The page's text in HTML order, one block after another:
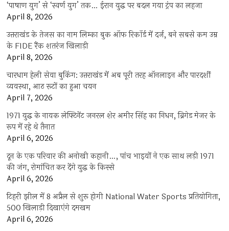
‘पाषाण युग’ से ‘स्वर्ण युग’ तक… ईरान युद्ध पर बदल गया ट्रंप का लहजा
April 8, 2026
उत्तराखंड के तेजस का नाम लिम्का बुक ऑफ रिकॉर्ड में दर्ज, बने सबसे कम उम्र
के FIDE रैंक शतरंज खिलाड़ी
April 8, 2026
चारधाम हेली सेवा बुकिंग: उत्तराखंड में अब पूरी तरह ऑनलाइन और पारदर्शी
व्यवस्था, आठ रूटों का हुआ चयन
April 7, 2026
1971 युद्ध के नायक लेफ्टिनेंट जनरल शेर अमीर सिंह का निधन, ब्रिगेड मेजर के
रूप में रहे थे तैनात
April 6, 2026
दून के एक परिवार की अनोखी कहानी…, पांच भाइयों ने एक साथ लड़ी 1971
की जंग, रोमांचित कर देंगे युद्ध के किस्से
April 6, 2026
टिहरी झील में 8 अप्रैल से शुरू होगी National Water Sports प्रतियोगिता,
500 खिलाड़ी दिखाएंगे दमखम
April 6, 2026